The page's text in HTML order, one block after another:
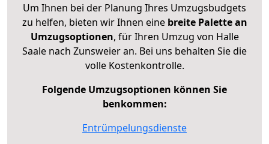
Um Ihnen bei der Planung Ihres Umzugsbudgets
zu helfen, bieten wir Ihnen eine breite Palette an
Umzugsoptionen, für Ihren Umzug von Halle
Saale nach Zunsweier an. Bei uns behalten Sie die
volle Kostenkontrolle.
Folgende Umzugsoptionen können Sie
benkommen:
Entrümpelungsdienste